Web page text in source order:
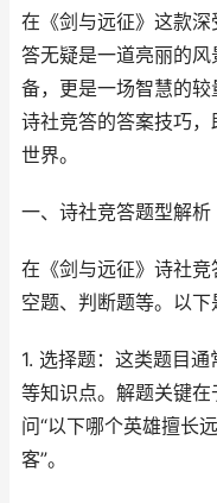
在《剑与远征》这款
答无疑是一道亮丽的
备，更是一场智慧的较
诗社竞答的答案技巧
世界。
一、诗社竞答题型解析
在《剑与远征》诗社
空题、判断题等。以下
1. 选择题：这类题目
等知识点。解题关键在
问“以下哪个英雄擅长
客”。